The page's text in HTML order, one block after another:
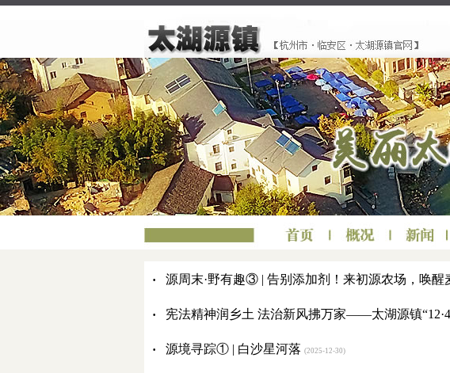
· 源周末·野有趣③ | 告别添加剂！来初源农场，唤醒
· 宪法精神润乡土 法治新风拂万家——太湖源镇
· 源境寻踪① | 白沙星河落 (2025-12-30)